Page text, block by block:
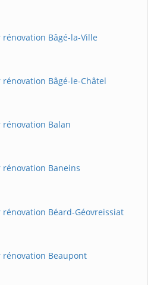
Bâgé-la-Ville
Bâgé-le-Châtel
Balan
Baneins
Béard-Géovreissiat
Beaupont